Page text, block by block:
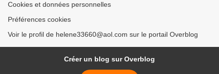
Cookies et données personnelles
Préférences cookies
Voir le profil de helene33660@aol.com sur le portail Overblog
Créer un blog sur Overblog